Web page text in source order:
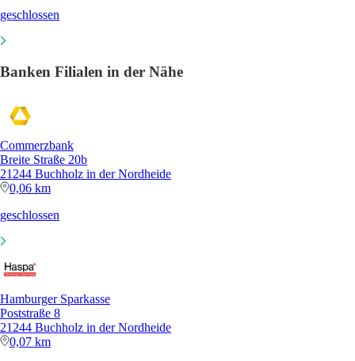
geschlossen
Banken Filialen in der Nähe
Commerzbank
Breite Straße 20b
21244 Buchholz in der Nordheide
0,06 km
geschlossen
Hamburger Sparkasse
Poststraße 8
21244 Buchholz in der Nordheide
0,07 km